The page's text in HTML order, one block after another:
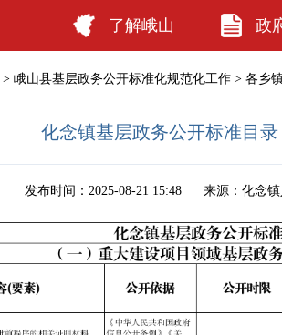
了解峨山 政
> 峨山县基层政务公开标准化规范化工作 > 各乡
化念镇基层政务公开标准目录
发布时间：2025-08-21 15:48 来源：化念